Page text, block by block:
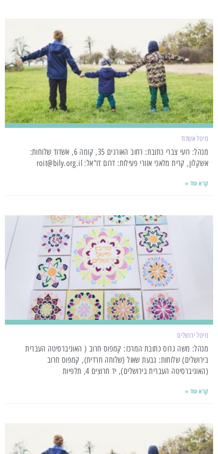
מיטל אשדוד
מנהל: רועי צברי כתובת: רחוב האורגים 35, קומה 6, אשדוד שלוחות:
אשקלון, קרית מלאכי אזורי פעילות: דרום דו"אל: roit@bily.org.il
קרא עוד »
מיטל ירושלים
מנהל: משה גרוס כתובת המרכז: קמפוס חרוב ( האוניברסיטה העברית
בירושלים) שלוחות: גבעת שאול (שלוחה חרדית), קמפוס חרוב
(האוניברסיטה העברית בירושלים), יד חרוצים 4, תלפיות
קרא עוד »